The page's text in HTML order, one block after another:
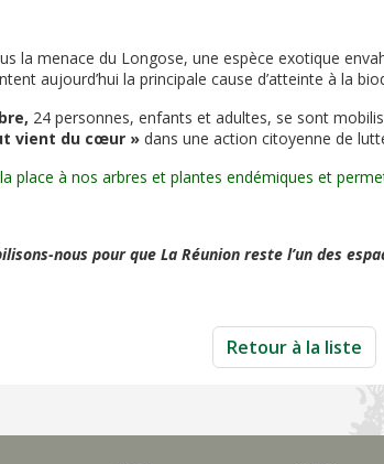
la menace du Longose, une espèce exotique
aujourd’hui la principale cause d’atteinte à la
24 personnes, enfants et adultes, se sont
vient du cœur »dans une action citoyenne de
place à nos arbres et plantes endémiques et
nous pour que La Réunion reste l’un des
Retour à la liste